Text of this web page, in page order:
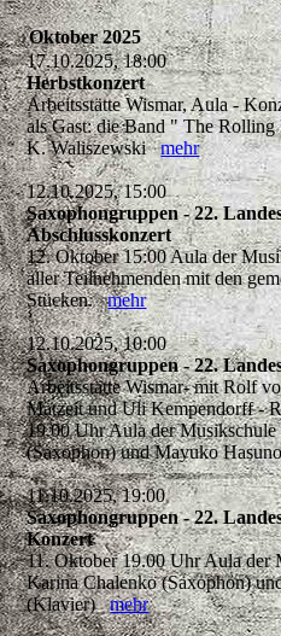
Oktober 2025
17.10.2025, 18:00
Herbstkonzert
Arbeitsstätte Wismar, Aula -
als Gast: die Band " The
K. Waliszewskimehr
12.10.2025, 15:00
Saxophongruppen - 22.
Abschlusskonzert
12. Oktober 15:00 Aula der
aller Teilnehmenden mit den
Stücken.mehr
12.10.2025, 10:00
Saxophongruppen - 22.
Arbeitsstätte Wismar- mit Rolf
Matzeit und Uli Kempendorff -
19.00 Uhr Aula der
(Saxophon) und Mayuko
11.10.2025, 19:00
Saxophongruppen - 22.
Konzert
11. Oktober 19.00 Uhr Aula der
Karina Chalenko (Saxophon)
(Klavier)mehr